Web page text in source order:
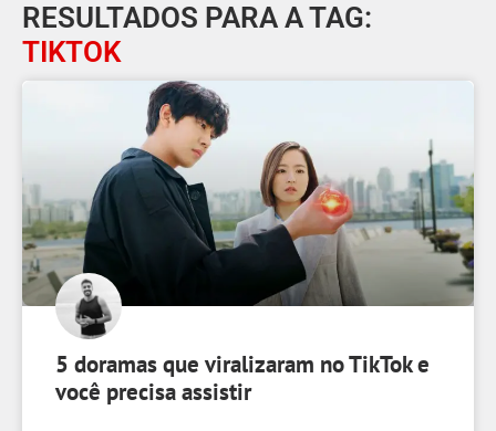
RESULTADOS PARA A TAG:
TIKTOK
5 doramas que viralizaram no TikTok e
você precisa assistir